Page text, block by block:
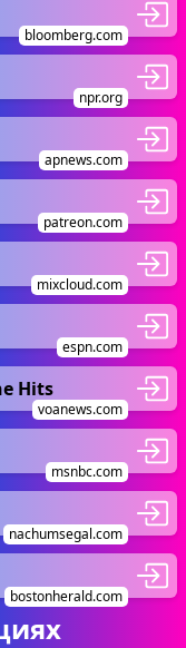
bloomberg.com
npr.org
apnews.com
patreon.com
mixcloud.com
espn.com
Hits
voanews.com
msnbc.com
nachumsegal.com
bostonherald.com